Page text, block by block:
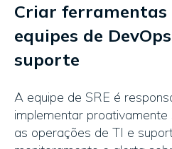
Criar
equipes de
suporte
A equipe de SRE é
implementar
as operações de TI e